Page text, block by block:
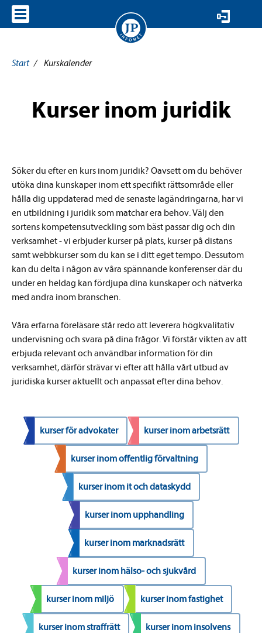
Start / Kurskalender
Kurser inom juridik
Söker du efter en kurs inom juridik? Oavsett om du behöver
utöka dina kunskaper inom ett specifikt rättsområde eller
hålla dig uppdaterad med de senaste lagändringarna, har vi
en utbildning i juridiksom matchar era behov. Välj den
sortens kompetensutveckling som bäst passar dig och din
verksamhet - vi erbjuder kurser på plats, kurser på distans
samt webbkurser som du kan se i ditt eget tempo. Dessutom
kan du delta i någon av våra spännande konferenser där du
under en heldag kan fördjupa dina kunskaper och nätverka
med andra inom branschen.
Våra erfarna föreläsare står redo att leverera högkvalitativ
undervisning och svara på dina frågor. Vi förstår vikten av att
erbjuda relevant och användbar information för din
verksamhet, därför strävar vi efter att hålla vårt utbud av
juridiska kurser aktuellt och anpassat efter dina behov.
kurser för advokater kurser inom arbetsrätt
kurser inom offentlig förvaltning
kurser inom it och dataskydd
kurser inom upphandling
kurser inom marknadsrätt
kurser inom hälso- och sjukvård
kurser inom miljö kurser inom fastighet
kurser inom straffrätt kurser inom insolvens